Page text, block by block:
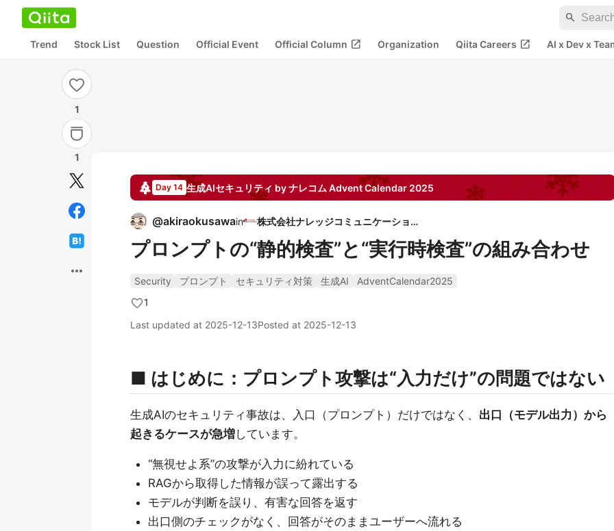
search
Trend Stock List Question Official Event Official Column open_in_new Organization Qiita Careers open_in_new AI x Dev x
1
1
more_horiz
Day 14 生成AIセキュリティ by ナレコム Advent Calendar 2025
@akiraokusawain 株式会社ナレッジコミュニケーション
プロンプトの“静的検査”と“実行時検査”の組み合わせ
Security プロンプト セキュリティ対策 生成AI
AdventCalendar2025
1
Last updated at 2025-12-13Posted at 2025-12-13
■ はじめに：プロンプト攻撃は“入力だけ”の問題ではない
生成AIのセキュリティ事故は、入口（プロンプト）だけではなく、 出口（モデル出力）から
起きるケースが急増しています。
“無視せよ系”の攻撃が入力に紛れている
RAGから取得した情報が誤って露出する
モデルが判断を誤り、有害な回答を返す
出口側のチェックがなく、回答がそのままユーザーへ流れる